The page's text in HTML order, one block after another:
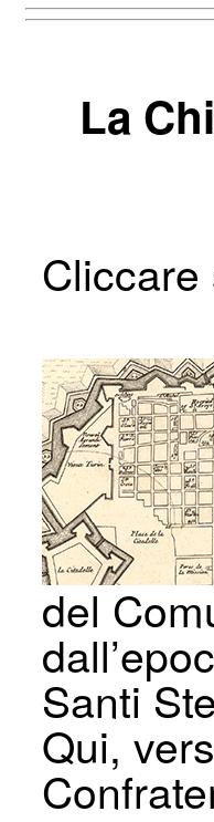
La
del
Santi
Qui,